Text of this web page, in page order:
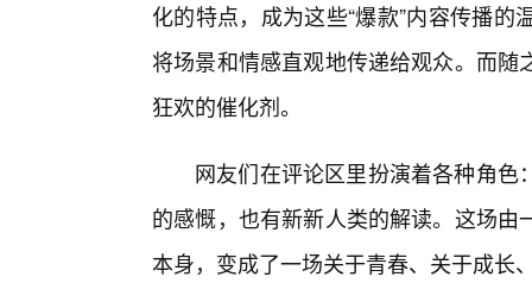
化的特点，成为这些“爆款”内容传播
将场景和情感直观地传递给观众。而
狂欢的催化剂。
网友们在评论区里扮演着各种角
的感慨，也有新新人类的解读。这场
本身，变成了一场关于青春、关于成长